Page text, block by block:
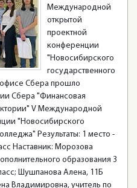
Международной
открытой
проектной
конференции
"Новосибирского
государственного
Сбера прошло
Сбера "Финансовая
V Международной
"Новосибирского
Результаты: 1 место -
Наставник: Морозова
образования 3
Шушпанова Алена, 11Б
Владимировна, учитель по